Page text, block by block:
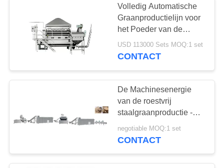
VERZOEK
PRIVACY
Volledig Automatische
Graanproductielijn voor
het Poeder van de
Havermeelrijst het
Maken
USD 113000 Sets MOQ:1 set
CONTACT
De Machinesenergie
van de roestvrij
staalgraanproductie -
besparings Redelijke
Structuur
negotiable MOQ:1 set
CONTACT